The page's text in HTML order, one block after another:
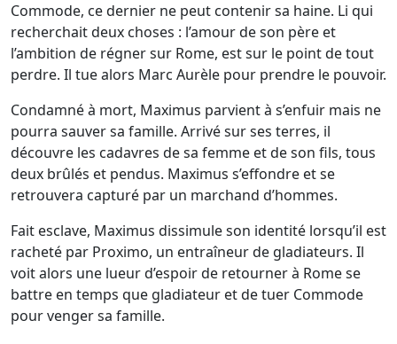
Commode, ce dernier ne peut contenir sa haine. Li qui
recherchait deux choses : l’amour de son père et
l’ambition de régner sur Rome, est sur le point de tout
perdre. Il tue alors Marc Aurèle pour prendre le pouvoir.
Condamné à mort, Maximus parvient à s’enfuir mais ne
pourra sauver sa famille. Arrivé sur ses terres, il
découvre les cadavres de sa femme et de son fils, tous
deux brûlés et pendus. Maximus s’effondre et se
retrouvera capturé par un marchand d’hommes.
Fait esclave, Maximus dissimule son identité lorsqu’il est
racheté par Proximo, un entraîneur de gladiateurs. Il
voit alors une lueur d’espoir de retourner à Rome se
battre en temps que gladiateur et de tuer Commode
pour venger sa famille.